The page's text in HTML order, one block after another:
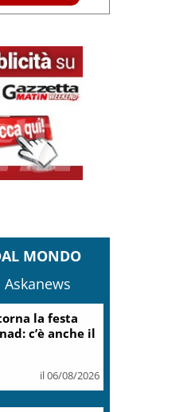
MONDO
la festa
c’è anche il
il 06/08/2026